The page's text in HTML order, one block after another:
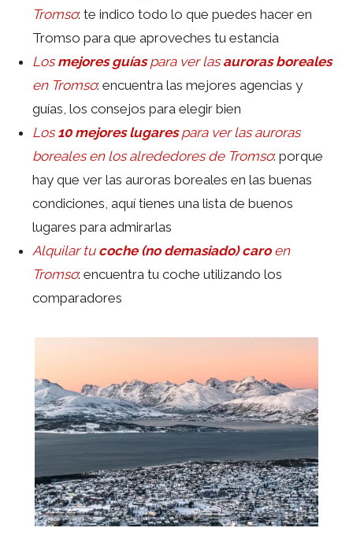
Tromso: te indico todo lo que puedes hacer en
Tromso para que aproveches tu estancia
Losmejores guíaspara ver lasauroras boreales
en Tromso: encuentra las mejores agencias y
guías, los consejos para elegir bien
Los10 mejores lugarespara ver las auroras
boreales en los alrededores de Tromso: porque
hay que ver las auroras boreales en las buenas
condiciones, aquí tienes una lista de buenos
lugares para admirarlas
Alquilar tu coche (no demasiado) caroen
Tromso: encuentra tu coche utilizando los
comparadores